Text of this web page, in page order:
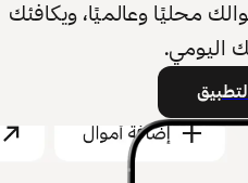
محليًا وعالميًا، ويكافئك
اليومي.